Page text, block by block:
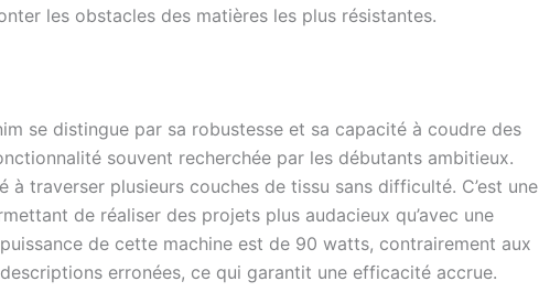
les obstacles des matières les plus résistantes.
se distingue par sa robustesse et sa capacité à coudre des
souvent recherchée par les débutants ambitieux.
à traverser plusieurs couches de tissu sans difficulté. C’est une
de réaliser des projets plus audacieux qu’avec une
de cette machine est de 90 watts, contrairement aux
erronées, ce qui garantit une efficacité accrue.